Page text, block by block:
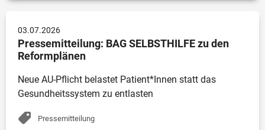
03.07.2026
Pressemitteilung: BAG SELBSTHILFE zu den
Reformplänen
Neue AU-Pflicht belastet Patient*Innen statt das
Gesundheitssystem zu entlasten
Pressemitteilung